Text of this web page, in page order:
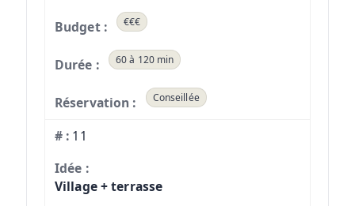
€€€
60 à 120 min
Conseillée
11
Village + terrasse